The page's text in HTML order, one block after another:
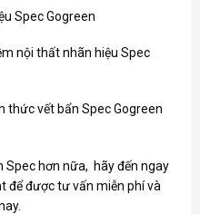
Spec Gogreen
nội thất nhãn hiệu Spec
thức vết bẩn Spec Gogreen
Spechơn nữa, hãy đến ngay
để được tư vấn miễn phí và